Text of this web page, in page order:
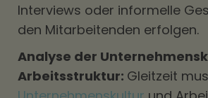
Interviews oder informelle
den Mitarbeitenden erfolgen.
Analyse der
Arbeitsstruktur: Gleitzeit